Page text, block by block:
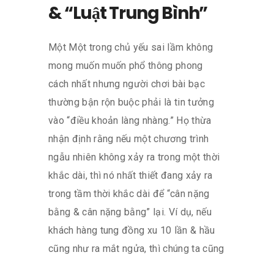
& “Luật Trung Bình”
Một Một trong chủ yếu sai lầm không
mong muốn muốn phổ thông phong
cách nhất nhưng người chơi bài bạc
thường bận rộn buộc phải là tin tưởng
vào “điều khoản làng nhàng.” Họ thừa
nhận định rằng nếu một chương trình
ngẫu nhiên không xảy ra trong một thời
khắc dài, thì nó nhất thiết đang xảy ra
trong tầm thời khắc dài để “cân nặng
bằng & cân nặng bằng” lại. Ví dụ, nếu
khách hàng tung đồng xu 10 lần & hầu
cũng như ra mắt ngửa, thì chúng ta cũng